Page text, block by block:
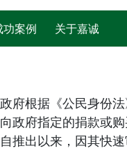
功案例 关于嘉诚
府根据《公民身份
政府指定的捐款或
推出以来，因其快速